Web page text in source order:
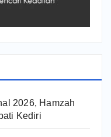
2026, Hamzah
Kediri